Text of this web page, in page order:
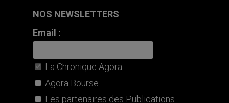
NOS NEWSLETTERS
Email :
La Chronique Agora
Agora Bourse
Les partenaires des Publications